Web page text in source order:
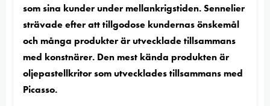
som sina kunder under mellankrigstiden. Sennelier
strävade efter att tillgodose kundernas önskemål
och många produkter är utvecklade tillsammans
med konstnärer. Den mest kända produkten är
oljepastellkritor som utvecklades tillsammans med
Picasso.